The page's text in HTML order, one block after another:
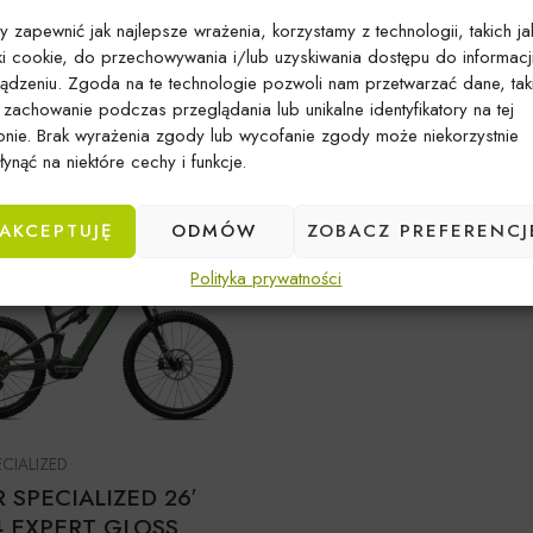
zapewnić jak najlepsze wrażenia, korzystamy z technologii, takich
cookie, do przechowywania i/lub uzyskiwania dostępu do
Zgoda na te technologie pozwoli nam przetwarzać dane,
podczas przeglądania lub unikalne identyfikatory na tej
Brak wyrażenia zgody lub wycofanie zgody może niekorzystnie
na niektóre cechy i funkcje.
AKCEPTUJĘ ODMÓW
ZOBACZ
Polityka prywatności
SPECIALIZED 24′
SL 2 EXPERT SATIN
BIRCH
Marka:SPECIALIZED
ROWER SPECIALIZED
STATUS 2 170 DH SATIN
METALLIC SPRUCE
SPECIALIZED 26′